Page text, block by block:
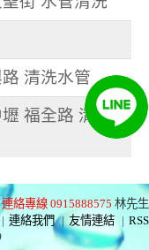
清洗水管
福全路 清洗
連絡專線 0915888575 林先生
| 連絡我們 | 友情連結 | RSS